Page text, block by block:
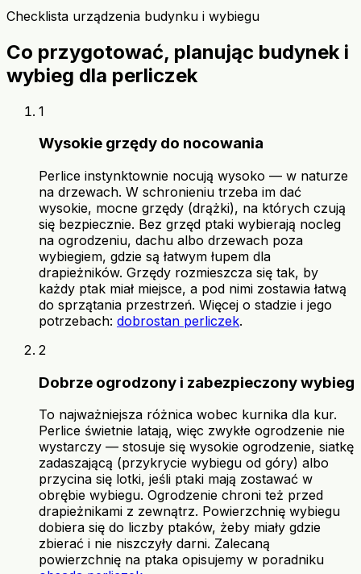
Checklista urządzenia budynku i wybiegu
Co przygotować, planując budynek i
wybieg dla perliczek
1
Wysokie grzędy do nocowania
Perlice instynktownie nocują wysoko — w naturze
na drzewach. W schronieniu trzeba im dać
wysokie, mocne grzędy (drążki), na których czują
się bezpiecznie. Bez grzęd ptaki wybierają nocleg
na ogrodzeniu, dachu albo drzewach poza
wybiegiem, gdzie są łatwym łupem dla
drapieżników. Grzędy rozmieszcza się tak, by
każdy ptak miał miejsce, a pod nimi zostawia łatwą
do sprzątania przestrzeń. Więcej o stadzie i jego
potrzebach: dobrostan perliczek.
2
Dobrze ogrodzony i zabezpieczony wybieg
To najważniejsza różnica wobec kurnika dla kur.
Perlice świetnie latają, więc zwykłe ogrodzenie nie
wystarczy — stosuje się wysokie ogrodzenie, siatkę
zadaszającą (przykrycie wybiegu od góry) albo
przycina się lotki, jeśli ptaki mają zostawać w
obrębie wybiegu. Ogrodzenie chroni też przed
drapieżnikami z zewnątrz. Powierzchnię wybiegu
dobiera się do liczby ptaków, żeby miały gdzie
zbierać i nie niszczyły darni. Zalecaną
powierzchnię na ptaka opisujemy w poradniku